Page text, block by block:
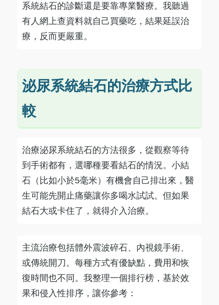
系統結石的診斷還是要靠專業醫療。我聽過
有人網上查資料就自己買藥吃，結果延誤治
療，反而更嚴重。
泌尿系統結石的治療方式比
較
治療泌尿系統結石的方法很多，從觀察等待
到手術都有，選哪種要看結石的情況。小結
石（比如小於5毫米）有機會自己排出來，醫
生可能先開止痛藥讓你多喝水試試。但如果
結石大或卡住了，就得介入治療。
主流治療包括體外震波碎石、內視鏡手術、
或傳統開刀。每種方式有優缺點，費用和恢
復時間也不同。我整理一個排行榜，基於效
果和侵入性排序，讓你參考：